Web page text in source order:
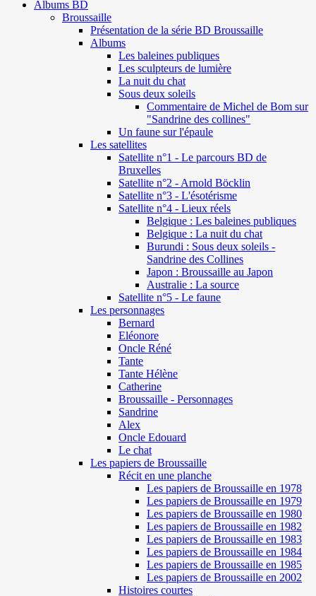
Albums BD
Broussaille
Présentation de la série BD Broussaille
Albums
Les baleines publiques
Les sculpteurs de lumière
La nuit du chat
Sous deux soleils
Commentaire de Michel de Bom sur
"Sandrine des collines"
Un faune sur l'épaule
Les satellites
Satellite n°1 - Le parcours BD de
Bruxelles
Satellite n°2 - Arnold Böcklin
Satellite n°3 - L'ésotérisme
Satellite n°4 - Lieux réels
Belgique : Les baleines publiques
Belgique : La nuit du chat
Burundi : Sous deux soleils -
Sandrine des Collines
Japon : Broussaille au Japon
Australie : La source
Satellite n°5 - Le faune
Les personnages
Bernard
Eléonore
Oncle Réné
Tante
Tante Hélène
Catherine
Broussaille - Personnages
Sandrine
Alex
Oncle Edouard
Le chat
Les papiers de Broussaille
Récit en une planche
Les papiers de Broussaille en 1978
Les papiers de Broussaille en 1979
Les papiers de Broussaille en 1980
Les papiers de Broussaille en 1982
Les papiers de Broussaille en 1983
Les papiers de Broussaille en 1984
Les papiers de Broussaille en 1985
Les papiers de Broussaille en 2002
Histoires courtes